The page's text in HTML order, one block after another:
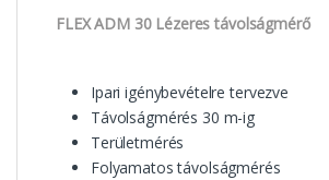
FLEX ADM 30 Lézeres távolságmérő
Ipari igénybevételre tervezve
Távolságmérés 30 m-ig
Területmérés
Folyamatos távolságmérés